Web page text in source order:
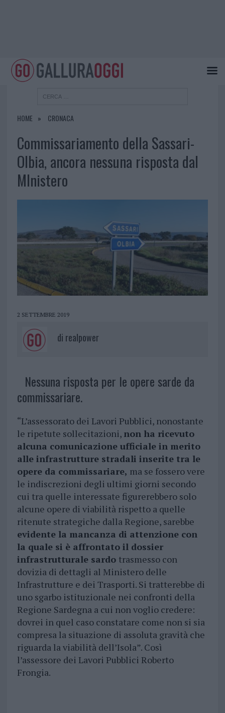
HOME CRONACA
Commissariamento della Sassari-
Olbia, ancora nessuna risposta dal
MInistero
2 SETTEMBRE 2019
di realpower
Nessuna risposta per le opere sarde da
commissariare.
“L’assessorato dei Lavori Pubblici, nonostante
le ripetute sollecitazioni, non ha ricevuto
alcuna comunicazione ufficiale in merito
alle infrastrutture stradali inserite tra le
opere da commissariare, ma se fossero vere
le indiscrezioni degli ultimi giorni secondo
cui tra quelle interessate figurerebbero solo
alcune opere di viabilità rispetto a quelle
ritenute strategiche dalla Regione, sarebbe
evidente la mancanza di attenzione con
la quale si è affrontato il dossier
infrastrutturale sardo trasmesso con
dovizia di dettagli al Ministero delle
Infrastrutture e dei Trasporti. Si tratterebbe di
uno sgarbo istituzionale nei confronti della
Regione Sardegna a cui non voglio credere:
dovrei in quel caso constatare come non si sia
compresa la situazione di assoluta gravità che
riguarda la viabilità dell’Isola”. Così
l’assessore dei Lavori Pubblici Roberto
Frongia.